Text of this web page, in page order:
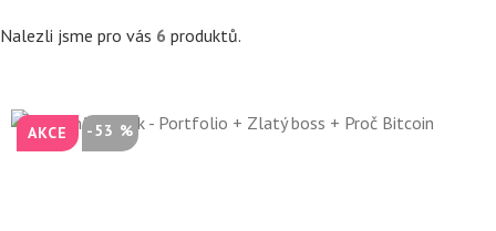
Nalezli jsme pro vás 6 produktů.
AKCE -53 %